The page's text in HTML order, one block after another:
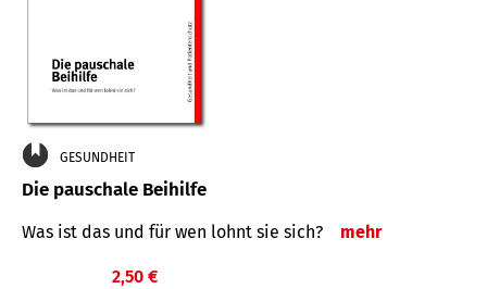
GESUNDHEIT
Die pauschale Beihilfe
Was ist das und für wen lohnt sie sich? mehr
2,50 €